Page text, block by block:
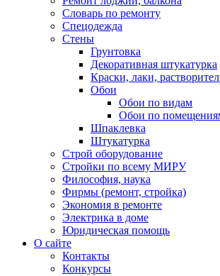
Словарь по ремонту
Спецодежда
Стены
Грунтовка
Декоративная штукатурка
Краски, лаки,
Обои
Обои по видам
Обои по
Шпаклевка
Штукатурка
Строй оборудование
Стройки по всему МИРУ
Философия, наука
Фирмы (ремонт, стройка)
Экономия в ремонте
Электрика в доме
Юридическая помощь
О сайте
Контакты
Конкурсы